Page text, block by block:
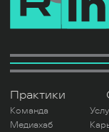
Практики
Команда
Медиахаб